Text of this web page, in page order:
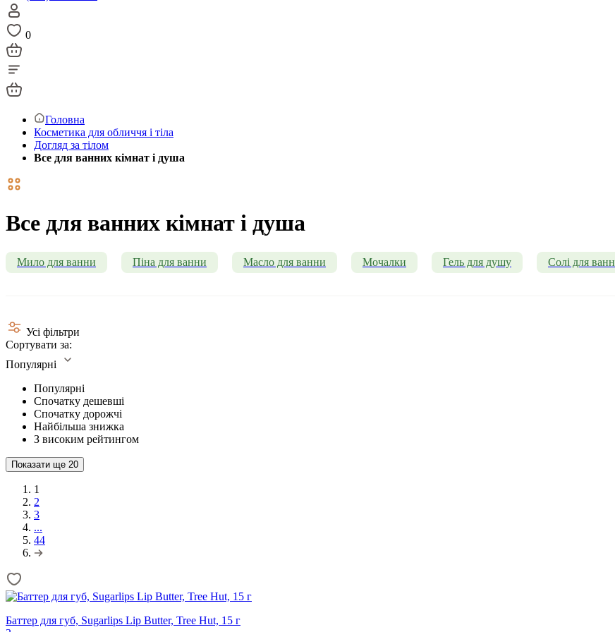
0
Головна
Косметика для обличчя і тіла
Догляд за тілом
Все для ванних кімнат і душа
Все для ванних кімнат і душа
Мило для ванни Піна для ванни Масло для ванни Мочалки Гель для душу Солі для ванн
Усі фільтри
Сортувати за:
Популярні
Популярні
Спочатку дешевші
Спочатку дорожчі
Найбільша знижка
З високим рейтингом
Показати ще 20
1
2
3
...
44
Баттер для губ, Sugarlips Lip Butter, Tree Hut, 15 г